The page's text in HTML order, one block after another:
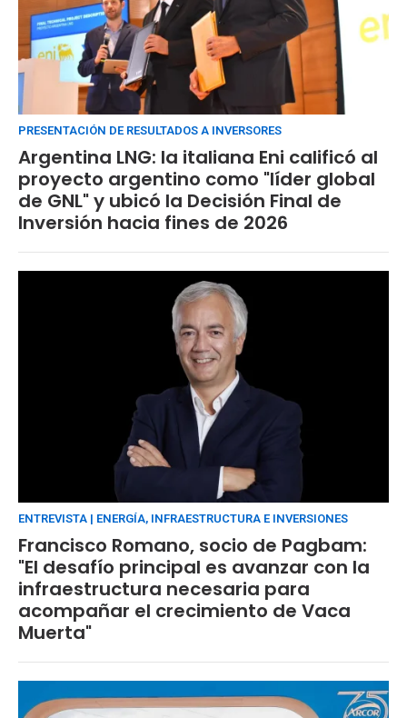
PRESENTACIÓN DE RESULTADOS A INVERSORES
Argentina LNG: la italiana Eni calificó al
proyecto argentino como "líder global
de GNL" y ubicó la Decisión Final de
Inversión hacia fines de 2026
ENTREVISTA | ENERGÍA, INFRAESTRUCTURA E INVERSIONES
Francisco Romano, socio de Pagbam:
"El desafío principal es avanzar con la
infraestructura necesaria para
acompañar el crecimiento de Vaca
Muerta"